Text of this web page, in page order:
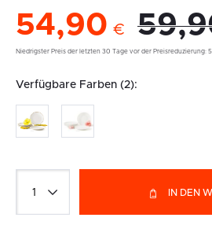
54,90 €
Niedrigster Preis der letzten 30 Tage vor der Preisreduzierung:
Verfügbare Farben (2):
IN DEN